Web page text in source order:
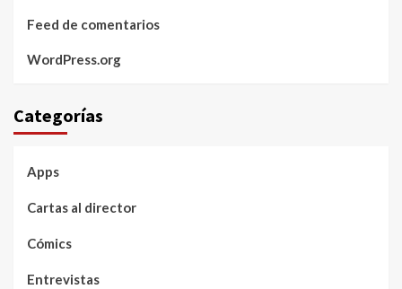
Feed de comentarios
WordPress.org
Categorías
Apps
Cartas al director
Cómics
Entrevistas